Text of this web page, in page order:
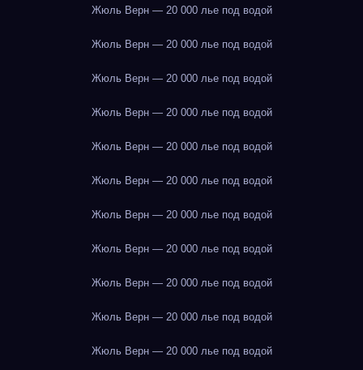
Жюль Верн — 20 000 лье под водой
Жюль Верн — 20 000 лье под водой
Жюль Верн — 20 000 лье под водой
Жюль Верн — 20 000 лье под водой
Жюль Верн — 20 000 лье под водой
Жюль Верн — 20 000 лье под водой
Жюль Верн — 20 000 лье под водой
Жюль Верн — 20 000 лье под водой
Жюль Верн — 20 000 лье под водой
Жюль Верн — 20 000 лье под водой
Жюль Верн — 20 000 лье под водой